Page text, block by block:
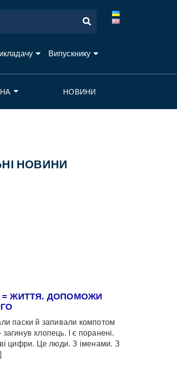
Випускнику
НОВИНИ
НОВИНИ
= ЖИТТЯ. ДОПОМОЖИ
паски й запивали компотом
хлопець. І є поранені.
цифри. Це люди. З іменами. З